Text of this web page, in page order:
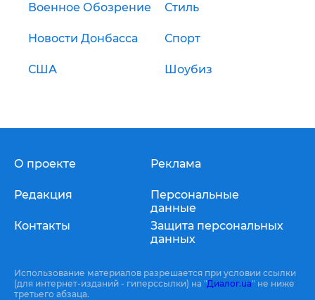
Военное Обозрение Стиль
Новости Донбасса Спорт
США Шоубиз
О проекте
Редакция
Контакты
Реклама
Персональные
данные
Защита персональных
данных
Использование материалов разрешается при условии ссылки
(для интернет-изданий - гиперссылки) на "Диалог.ua" не ниже
третьего абзаца.